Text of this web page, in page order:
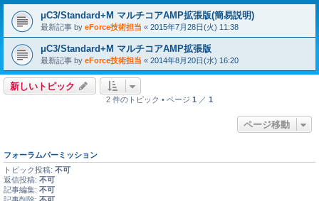
μC3/Standard+M マルチコアAMP拡張版(簡易説明)
最新記事 by eForce技術担当 « 2015年7月28日(火) 11:38
μC3/Standard+M マルチコアAMP拡張版
最新記事 by eForce技術担当 « 2014年8月20日(水) 16:20
新しいトピック
2 件のトピック • ページ 1 ／ 1
ページ移動
フォーラムパーミッション
トピック投稿: 不可
返信投稿: 不可
記事編集: 不可